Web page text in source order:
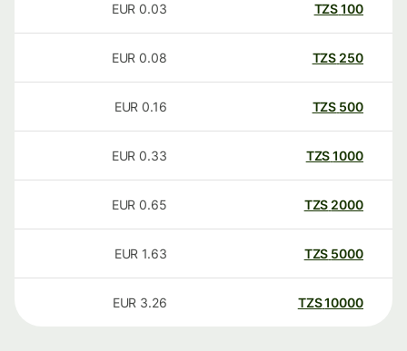
100
TZS
0.03
EUR
250
TZS
0.08
EUR
500
TZS
0.16
EUR
1000
TZS
0.33
EUR
2000
TZS
0.65
EUR
5000
TZS
1.63
EUR
10000
TZS
3.26
EUR